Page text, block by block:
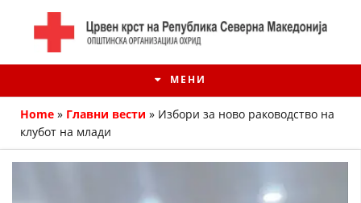
МЕНИ
Home » Главни вести » Избори за ново раководство на
клубот на млади